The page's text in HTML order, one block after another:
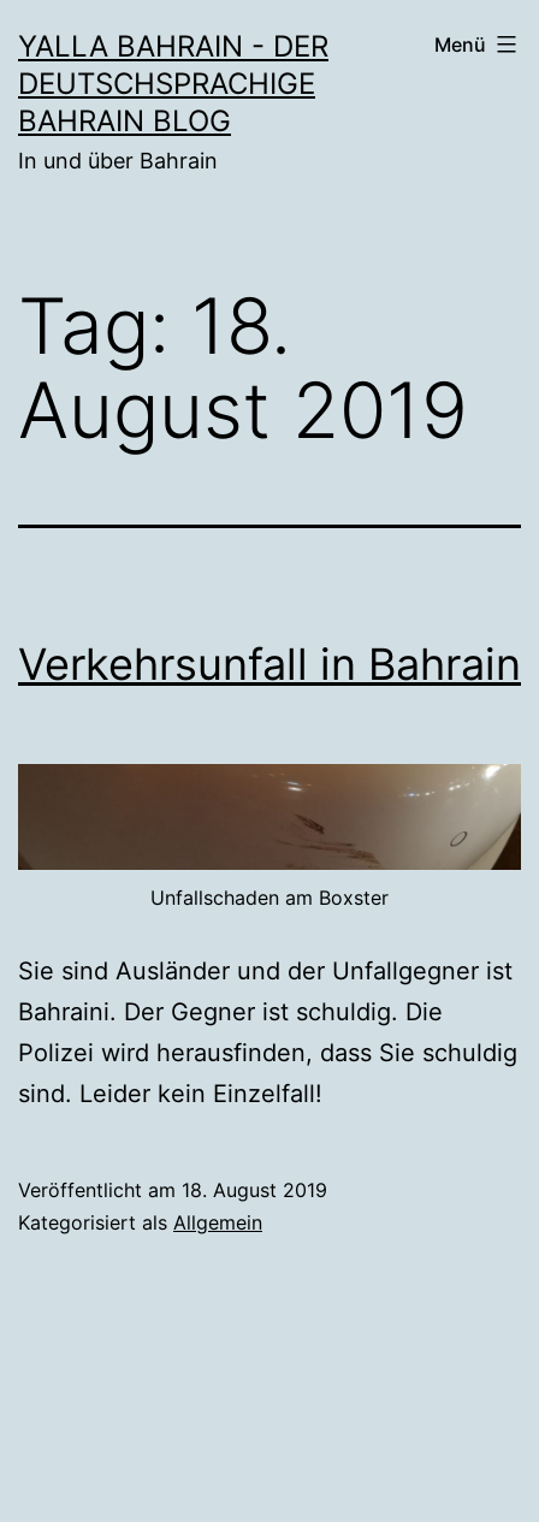
Inhalt
springen
YALLA BAHRAIN - DER
DEUTSCHSPRACHIGE
BAHRAIN BLOG
In und über Bahrain
Menü
Tag: 18.
August 2019
Verkehrsunfall in Bahrain
Unfallschaden am Boxster
Sie sind Ausländer und der Unfallgegner ist
Bahraini. Der Gegner ist schuldig. Die
Polizei wird herausfinden, dass Sie schuldig
sind. Leider kein Einzelfall!
Veröffentlicht am 18. August 2019
Kategorisiert als Allgemein